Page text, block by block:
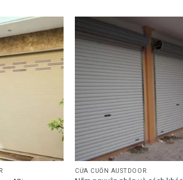
CỬA CUỐN AUSTDOOR